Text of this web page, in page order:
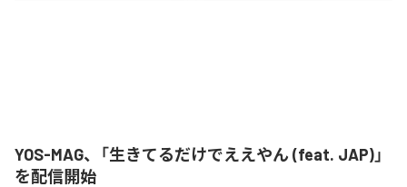
YOS-MAG、「生きてるだけでええやん (feat. JAP)」
を配信開始